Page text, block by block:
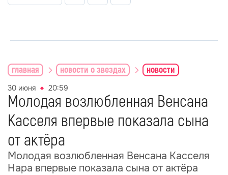
главная новости о звездах новости
30 июня 20:59
Молодая возлюбленная Венсана
Касселя впервые показала сына
от актёра
Молодая возлюбленная Венсана Касселя
Нара впервые показала сына от актёра